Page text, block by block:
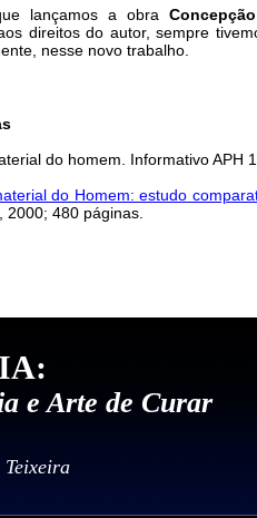
lançamos a obra
direitos do autor, sempre
nesse novo trabalho.
do homem. Informativo APH
do Homem: estudo
2000; 480 páginas.
e Arte de Curar